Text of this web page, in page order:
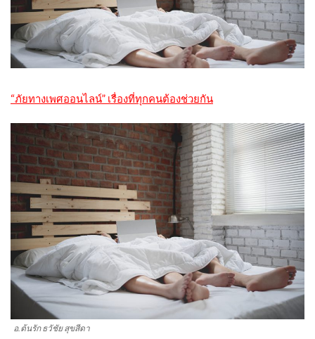
“ภัยทางเพศออนไลน์” เรื่องที่ทุกคนต้องช่วยกัน
อ.ต้นรัก ธวัชัย สุขสีดา